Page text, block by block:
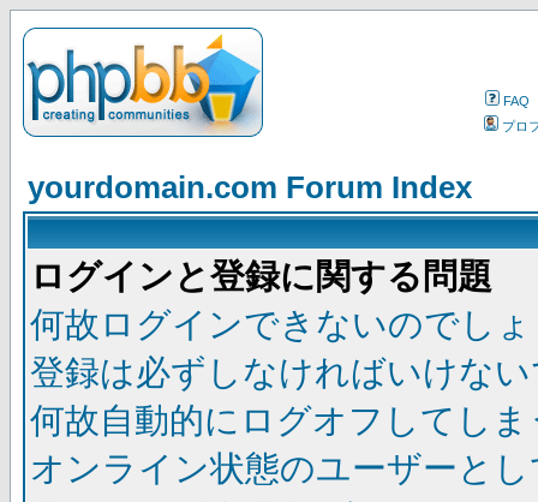
FAQ
プロ
yourdomain.com Forum Index
ログインと登録に関する問題
何故ログインできないのでし
登録は必ずしなければいけな
何故自動的にログオフしてし
オンライン状態のユーザーと